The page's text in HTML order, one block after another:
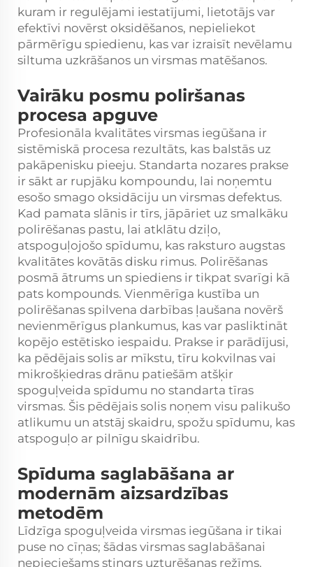
kuram ir regulējami iestatījumi, lietotājs var
efektīvi novērst oksidēšanos, nepieliekot
pārmērīgu spiedienu, kas var izraisīt nevēlamu
siltuma uzkrāšanos un virsmas matēšanos.
Vairāku posmu poliršanas
procesa apguve
Profesionāla kvalitātes virsmas iegūšana ir
sistēmiskā procesa rezultāts, kas balstās uz
pakāpenisku pieeju. Standarta nozares prakse
ir sākt ar rupjāku kompoundu, lai noņemtu
esošo smago oksidāciju un virsmas defektus.
Kad pamata slānis ir tīrs, jāpāriet uz smalkāku
polirēšanas pastu, lai atklātu dziļo,
atspoguļojošo spīdumu, kas raksturo augstas
kvalitātes kovātās disku rimus. Polirēšanas
posmā ātrums un spiediens ir tikpat svarīgi kā
pats kompounds. Vienmērīga kustība un
polirēšanas spilvena darbības ļaušana novērš
nevienmērīgus plankumus, kas var pasliktināt
kopējo estētisko iespaidu. Prakse ir parādījusi,
ka pēdējais solis ar mīkstu, tīru kokvilnas vai
mikrošķiedras drānu patiešām atšķir
spoguļveida spīdumu no standarta tīras
virsmas. Šis pēdējais solis noņem visu palikušo
atlikumu un atstāj skaidru, spožu spīdumu, kas
atspoguļo ar pilnīgu skaidrību.
Spīduma saglabāšana ar
modernām aizsardzības
metodēm
Līdzīga spoguļveida virsmas iegūšana ir tikai
puse no cīņas; šādas virsmas saglabāšanai
nepieciešams stingrs uzturēšanas režīms.